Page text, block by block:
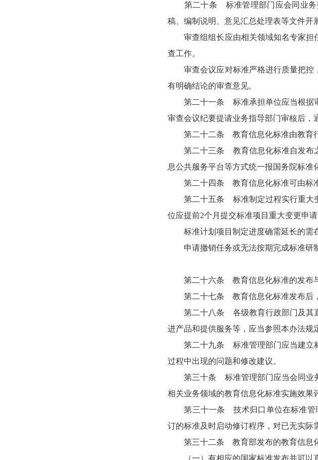
第二十条 标准管理部门应会同业务指
稿、编制说明、意见汇总处理表等文件开
审查组组长应由相关领域知名专家担
查工作。
审查会议应对标准严格进行质量把控
有明确结论的审查意见。
第二十一条 标准承担单位应当根据审
审查会议纪要提请业务指导部门审核后，
第二十二条 教育信息化标准由教育
第二十三条 教育信息化标准自发布之
息公共服务平台等方式统一报国务院标准
第二十四条 教育信息化标准可由标准
第二十五条 标准制定过程实行重大变
位应提前2个月提交标准项目重大变更申
标准计划项目制定进度确需延长的需
申请撤销任务或无法按期完成标准研制
第二十六条 教育信息化标准的发布与
第二十七条 教育信息化标准发布后，
第二十八条 各级教育行政部门及其直
进产品和提供服务等，应当参照本办法规
第二十九条 标准管理部门应当建立标
过程中出现的问题和修改建议。
第三十条 标准管理部门应当会同业务
相关业务领域的教育信息化标准实施效果
第三十一条 技术归口单位在标准管理
订的标准及时启动修订程序，对已无实际
第三十二条 教育部发布的教育信息化
（一）有相应的国家标准发布并可以